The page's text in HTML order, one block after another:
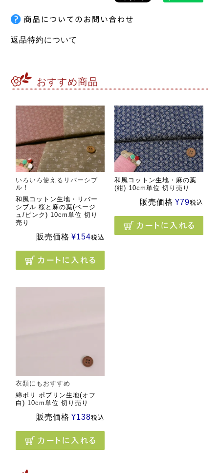
返品特約について
おすすめ商品
いろいろ使えるリバーシブ
ル！
和風コットン生地・リバー
シブル 桜と麻の葉(ベージ
ュ/ピンク) 10cm単位 切り
売り
販売価格 ¥154税込
和風コットン生地・麻の葉
(紺) 10cm単位 切り売り
販売価格 ¥79税込
衣類にもおすすめ
綿ポリ ポプリン生地(オフ
白) 10cm単位 切り売り
販売価格 ¥138税込